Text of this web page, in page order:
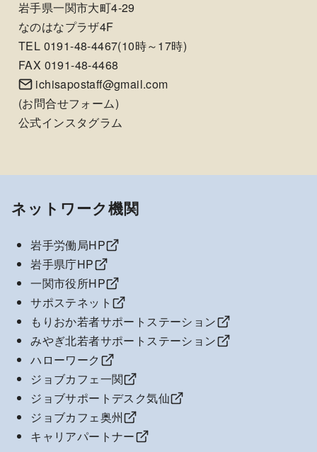
岩手県一関市大町4-29
なのはなプラザ4F
TEL 0191-48-4467(10時～17時)
FAX 0191-48-4468
ichisapostaff@gmail.com
(お問合せフォーム)
公式インスタグラム
ネットワーク機関
岩手労働局HP
岩手県庁HP
一関市役所HP
サポステネット
もりおか若者サポートステーション
みやぎ北若者サポートステーション
ハローワーク
ジョブカフェ一関
ジョブサポートデスク気仙
ジョブカフェ奥州
キャリアパートナー